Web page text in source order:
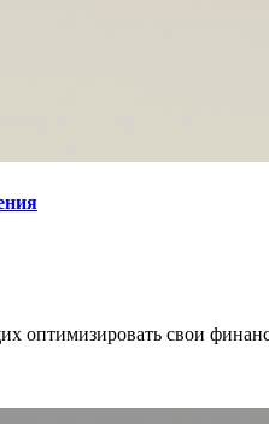
свои